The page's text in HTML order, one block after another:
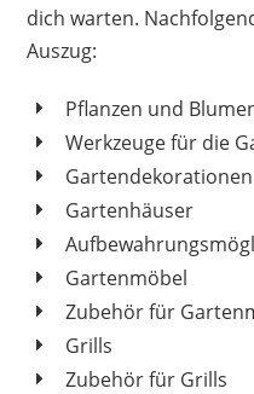
dich warten.
Auszug:
Pflanzen und
Werkzeuge für die
Gartendekorationen
Gartenhäuser
Gartenmöbel
Zubehör für
Grills
Zubehör für Grills